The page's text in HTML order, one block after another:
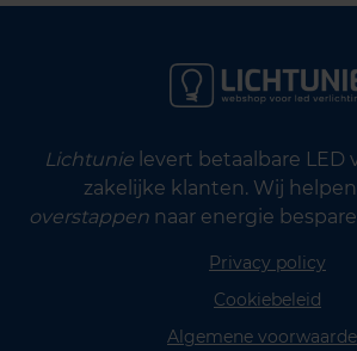
Lichtunielevert betaalbare LED
zakelijke klanten. Wij helpen
overstappen naar energie
Privacy policy
Cookiebeleid
Algemene